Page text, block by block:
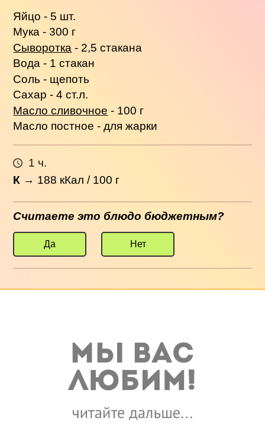
Яйцо - 5 шт.
Мука - 300 г
Сыворотка - 2,5 стакана
Вода - 1 стакан
Соль - щепоть
Сахар - 4 ст.л.
Масло сливочное - 100 г
Масло постное - для жарки
1 ч.
К → 188 кКал / 100 г
Считаете это блюдо бюджетным?
Да Нет